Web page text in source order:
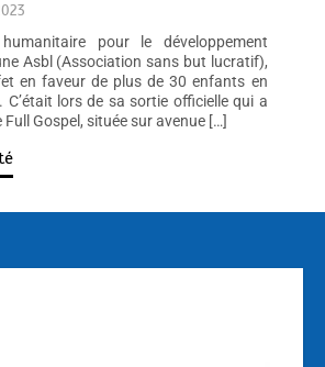
humanitaire pour le développement
Asbl (Association sans but lucratif),
en faveur de plus de 30 enfants en
C’était lors de sa sortie officielle qui a
Full Gospel, située sur avenue […]